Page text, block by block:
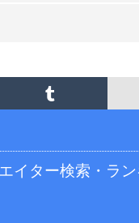
イター検索・ラ